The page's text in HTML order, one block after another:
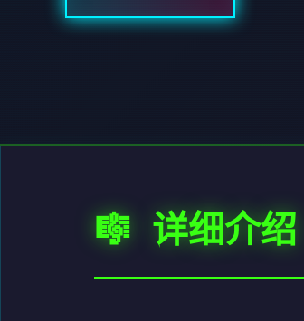
🎼 详细介绍